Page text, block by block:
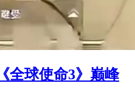
全球使命3》巅峰